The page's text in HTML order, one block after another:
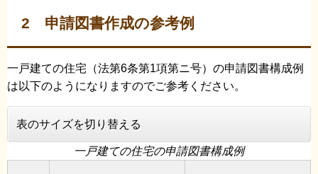
2 申請図書作成の参考例
一戸建ての住宅（法第6条第1項第ニ号）の申請図書構成例
は以下のようになりますのでご参考ください。
表のサイズを切り替える
一戸建ての住宅の申請図書構成例